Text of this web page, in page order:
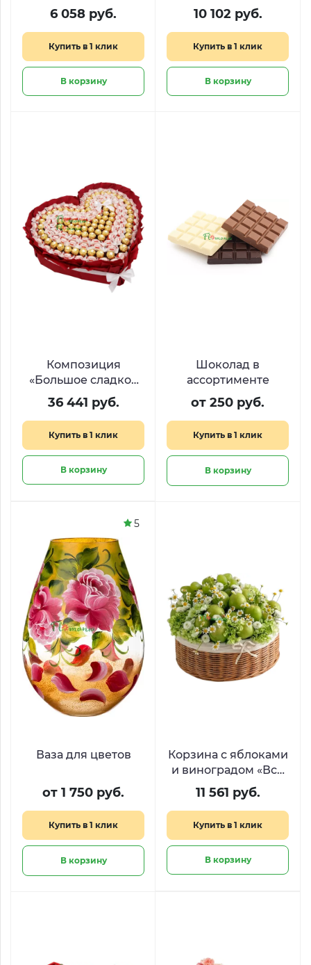
нежность»
6 058 руб.
Купить в 1 клик
В корзину
вечер»
10 102 руб.
Купить в 1 клик
В корзину
Композиция
«Большое сладкое
сердце» из Raffaello
и Ferrero
36 441 руб.
Купить в 1 клик
В корзину
Шоколад в
ассортименте
от 250 руб.
Купить в 1 клик
В корзину
Ваза для цветов
от 1 750 руб.
Купить в 1 клик
В корзину
5
Корзина с яблоками
и виноградом «Всё
будет сочно»
11 561 руб.
Купить в 1 клик
В корзину